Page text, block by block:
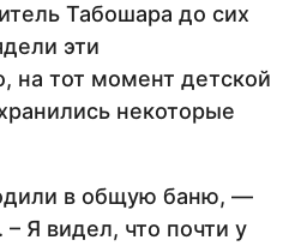
Табошара до сих
эти
на тот момент детской
некоторые
в общую баню, —
Я видел, что почти у